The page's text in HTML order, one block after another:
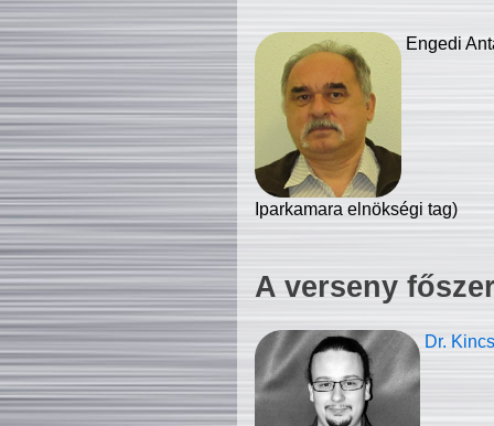
Engedi
Iparkamara elnökségi tag)
A verseny
Dr.